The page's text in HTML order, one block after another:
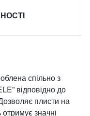
спільно з
відповідно до
плисти на
значні